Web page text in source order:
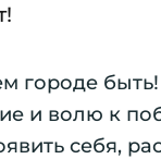
городе
и волю к
себя,